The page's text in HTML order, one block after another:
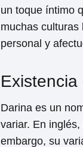
un toque íntimo
muchas
personal y
Darina es un
variar. En
embargo, su